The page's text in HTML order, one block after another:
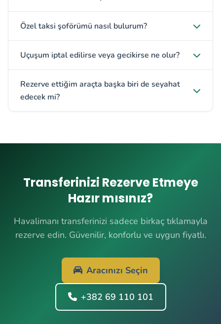
Özel taksi şoförümü nasıl bulurum?
Uçuşum iptal edilirse veya gecikirse ne olur?
Rezerve ettiğim araçta başka biri de seyahat
edecek mi?
Transferinizi Rezerve Etmeye
Hazır mısınız?
Havalimanı transferinizi sadece birkaç tıklamayla
rezerve edin. Güvenilir, konforlu ve uygun fiyatlı.
Aracınızı Seçin
+382 69 110 101